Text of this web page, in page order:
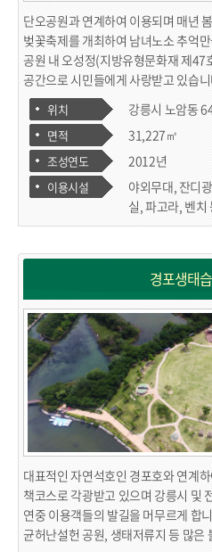
단오공원과 연계하여 이용되며 매년
벚꽃축제를 개최하여 남녀노소 추억
공원 내 오성정(지방유형문화재 제47
공간으로 시민들에게 사랑받고 있습
위치 강릉시 노암동
면적 31,227㎡
조성연도 2012년
이용시설
야외무대, 잔디
실, 파고라, 벤치
경포생태
대표적인 자연석호인 경포호와 연계
책코스로 각광받고 있으며 강릉시 및
연중 이용객들의 발길을 머무르게 합
균허난설헌 공원, 생태저류지 등 많은